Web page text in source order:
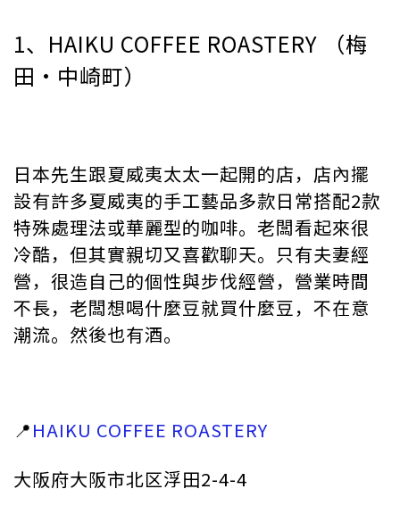
1、HAIKU COFFEE ROASTERY （梅
田•中崎町）
日本先生跟夏威夷太太一起開的店，店內擺
設有許多夏威夷的手工藝品多款日常搭配2款
特殊處理法或華麗型的咖啡。老闆看起來很
冷酷，但其實親切又喜歡聊天。只有夫妻經
營，很造自己的個性與步伐經營，營業時間
不長，老闆想喝什麼豆就買什麼豆，不在意
潮流。然後也有酒。
📍HAIKU COFFEE ROASTERY
大阪府大阪市北区浮田2-4-4